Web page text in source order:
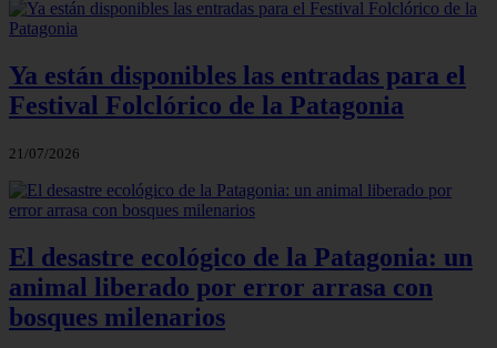
Ya están disponibles las entradas para el
Festival Folclórico de la Patagonia
21/07/2026
El desastre ecológico de la Patagonia: un
animal liberado por error arrasa con
bosques milenarios